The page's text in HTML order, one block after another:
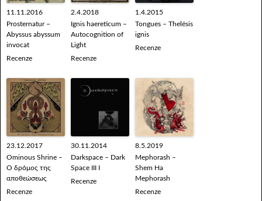
11.11.2016
Prosternatur –
Abyssus abyssum
invocat
Recenze
2.4.2018
Ignis haereticum –
Autocognition of
Light
Recenze
1.4.2015
Tongues – Thelésis
ignis
Recenze
23.12.2017
Ominous Shrine –
Ο δρόμος της
αποθεώσεως
Recenze
30.11.2014
Darkspace – Dark
Space III I
Recenze
8.5.2019
Mephorash –
Shem Ha
Mephorash
Recenze